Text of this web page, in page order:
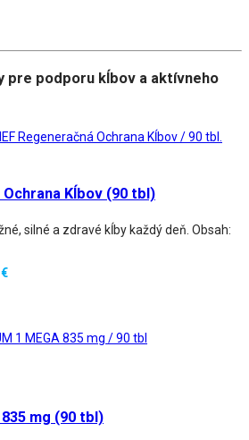
pre podporu kĺbov a aktívneho
Ochrana Kĺbov (90 tbl)
silné a zdravé kĺby každý deň. Obsah:
€
835 mg (90 tbl)